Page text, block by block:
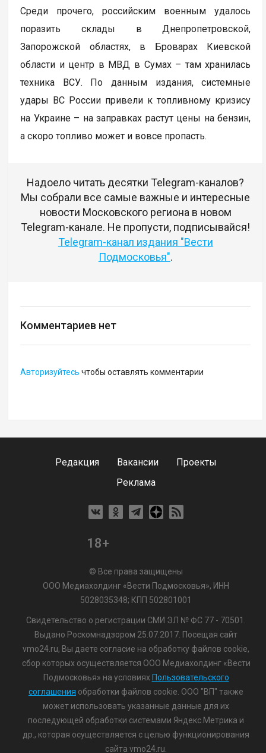
Среди прочего, российским военным удалось
поразить склады в Днепропетровской,
Запорожской областях, в Броварах Киевской
области и центр в МВД в Сумах – там хранилась
техника ВСУ. По данным издания, системные
удары ВС России привели к топливному кризису
на Украине – на заправках растут цены на бензин,
а скоро топливо может и вовсе пропасть.
Надоело читать десятки Telegram-каналов?
Мы собрали все самые важные и интересные
новости Московского региона в новом
Telegram-канале. Не пропусти, подписывайся!
Telegram-канал издания "Вести
Подмосковья".
Комментариев нет
Авторизуйтесь чтобы оставлять комментарии
Редакция Вакансии
Проекты
Реклама
18+
© Все права защищены
ООО Медиахолдинг «Вести Подмосковья», ИНН
5028035348; КПП 502801001
Свидетельство о регистрации СМИ ЭЛ № ФС 77 - 70501.
Выдано Роскомнадзором 25.07.2017. Посещая сайт
vmo24.ru, Вы даете согласие на обработку файлов cookie,
сбор которых осуществляется ООО Медиахолдинг «Вести
Подмосковья» на условиях Пользовательского
соглашения обработки файлов cookie. ООО "ВП" также
может использовать указанные данные для их
последующей обработки системами Яндекс.Метрика и
др., которая осуществляется с целью функционирования
сайта vmo24.ru.